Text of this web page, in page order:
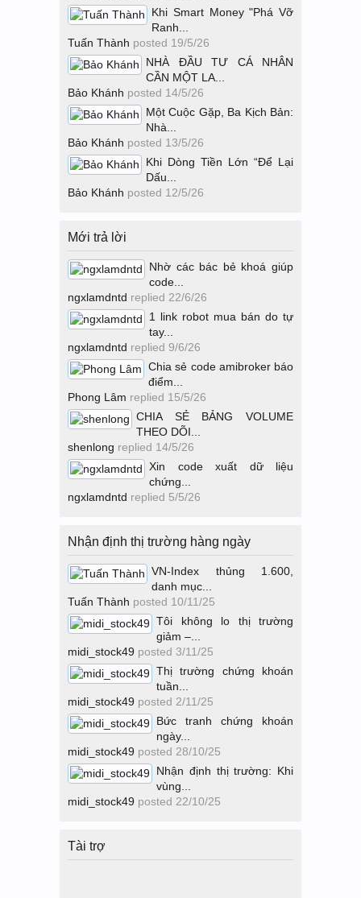
Khi Smart Money "Phá Vỡ
Ranh...
Tuấn Thành posted 19/5/26
NHÀ ĐẦU TƯ CÁ NHÂN
CẦN MỘT LA...
Bảo Khánh posted 14/5/26
Một Cuộc Gặp, Ba Kịch Bản:
Nhà...
Bảo Khánh posted 13/5/26
Khi Dòng Tiền Lớn “Để Lại
Dấu...
Bảo Khánh posted 12/5/26
Mới trả lời
Nhờ các bác bẻ khoá giúp
code...
ngxlamdntd replied 22/6/26
1 link robot mua bán do tự
tay...
ngxlamdntd replied 9/6/26
Chia sẻ code amibroker báo
điểm...
Phong Lâm replied 15/5/26
CHIA SẺ BẢNG VOLUME
THEO DÕI...
shenlong replied 14/5/26
Xin code xuất dữ liệu
chứng...
ngxlamdntd replied 5/5/26
Nhận định thị trường hàng ngày
VN-Index thủng 1.600,
danh mục...
Tuấn Thành posted 10/11/25
Tôi không lo thị trường
giảm –...
midi_stock49 posted 3/11/25
Thị trường chứng khoán
tuần...
midi_stock49 posted 2/11/25
Bức tranh chứng khoán
ngày...
midi_stock49 posted 28/10/25
Nhận định thị trường: Khi
vùng...
midi_stock49 posted 22/10/25
Tài trợ